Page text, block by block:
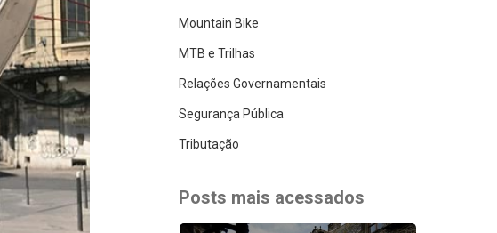
Mountain Bike
MTB e Trilhas
Relações Governamentais
Segurança Pública
Tributação
Posts mais acessados